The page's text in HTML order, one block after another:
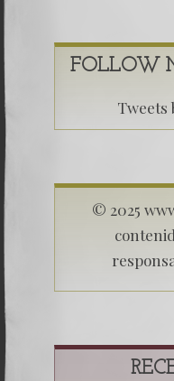
FOLLOW
Tweets
© 2025